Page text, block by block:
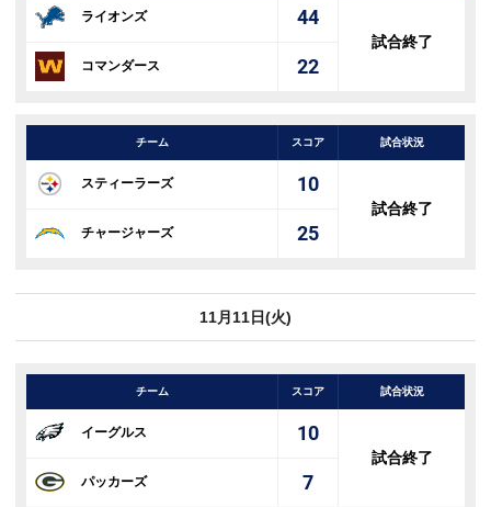
ライオンズ 44
試合終了
コマンダース 22
チーム スコア 試合状況
スティーラーズ 10
試合終了
チャージャーズ 25
11月11日(火)
チーム スコア 試合状況
イーグルス 10
試合終了
パッカーズ 7